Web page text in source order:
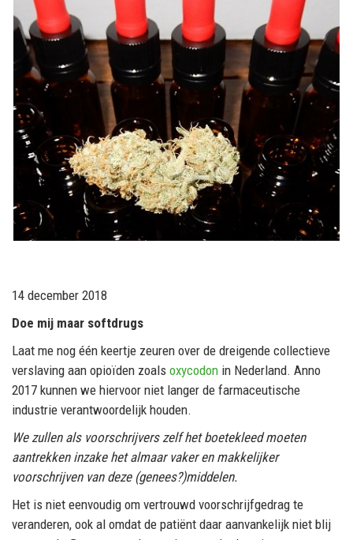
14 december 2018
Doe mij maar softdrugs
Laat me nog één keertje zeuren over de dreigende collectieve
verslaving aan opioïden zoals oxycodon in Nederland. Anno
2017 kunnen we hiervoor niet langer de farmaceutische
industrie verantwoordelijk houden.
We zullen als voorschrijvers zelf het boetekleed moeten
aantrekken inzake het almaar vaker en makkelijker
voorschrijven van deze (genees?)middelen.
Het is niet eenvoudig om vertrouwd voorschrijfgedrag te
veranderen, ook al omdat de patiënt daar aanvankelijk niet blij